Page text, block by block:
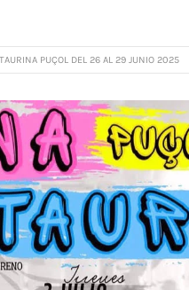
PUÇOL DEL 26 AL 29 JUNIO 2025